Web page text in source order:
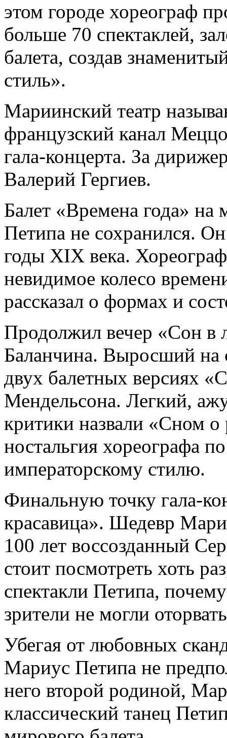
этом городе хореограф
больше 70 спектаклей,
балета, создав
стиль».
Мариинский театр
французский канал
гала-концерта. За
Валерий Гергиев.
Балет «Времена года» на
Петипа не сохранился.
годы XIX века.
невидимое колесо
рассказал о формах и
Продолжил вечер «Сон
Баланчина. Выросший на
двух балетных версиях
Мендельсона. Легкий,
критики назвали «Сном о
ностальгия хореографа
императорскому стилю.
Финальную точку гала-
красавица». Шедевр
100 лет воссозданный
стоит посмотреть хоть
спектакли Петипа,
зрители не могли
Убегая от любовных
Мариус Петипа не
него второй родиной,
классический танец